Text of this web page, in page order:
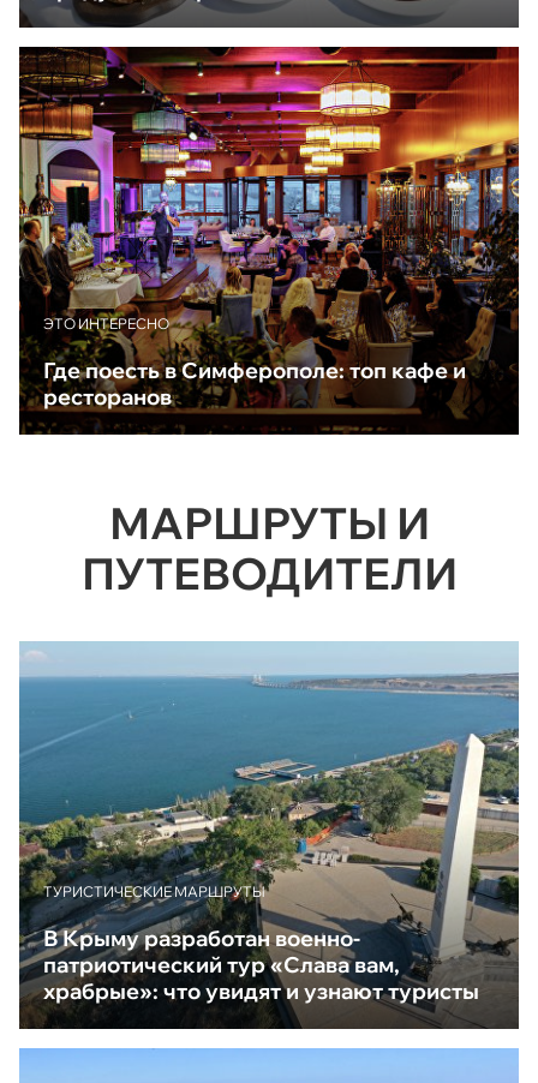
ЭТО ИНТЕРЕСНО
Где поесть в Симферополе: топ кафе и
ресторанов
МАРШРУТЫ И
ПУТЕВОДИТЕЛИ
ТУРИСТИЧЕСКИЕ МАРШРУТЫ
В Крыму разработан военно-
патриотический тур «Слава вам,
храбрые»: что увидят и узнают туристы